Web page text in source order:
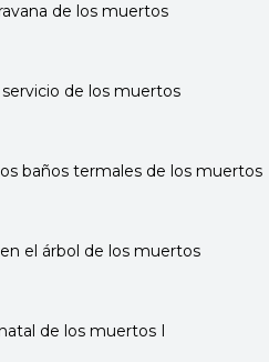
de los muertos
servicio de los muertos
baños termales de los muertos
el árbol de los muertos
de los muertos I